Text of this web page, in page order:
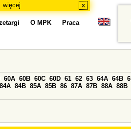
więcej x
O MPK Praca
60A 60B 60C 60D 61 62 63 64A 64B
84A 84B 85A 85B 86 87A 87B 88A 88B